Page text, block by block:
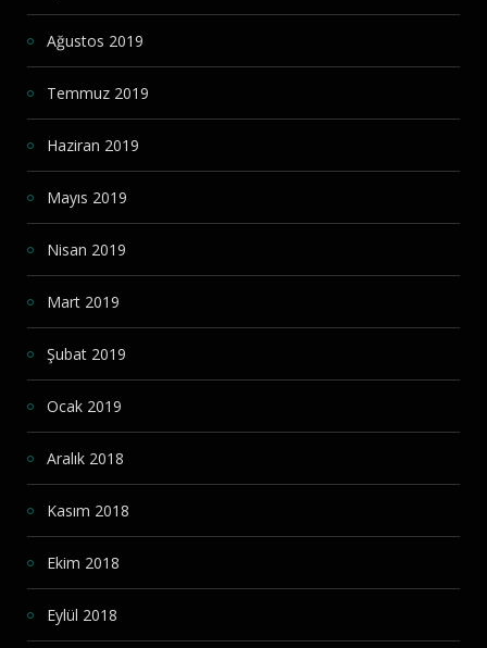
Ağustos 2019
Temmuz 2019
Haziran 2019
Mayıs 2019
Nisan 2019
Mart 2019
Şubat 2019
Ocak 2019
Aralık 2018
Kasım 2018
Ekim 2018
Eylül 2018